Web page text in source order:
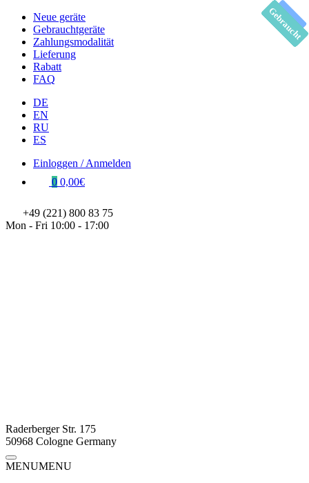
Neue geräte
Gebrauchtgeräte
Zahlungsmodalität
Lieferung
Rabatt
FAQ
DE
EN
RU
ES
Einloggen / Anmelden
0 0,00€
+49 (221) 800 83 75
Mon - Fri 10:00 - 17:00
Raderberger Str. 175
50968 Cologne Germany
MENUMENU
Gebraucht
Gebraucht
Gebraucht
Neu
Gebraucht
Neu
Gebraucht
Gebraucht
Gebraucht
Gebraucht
Gebraucht
Gebraucht